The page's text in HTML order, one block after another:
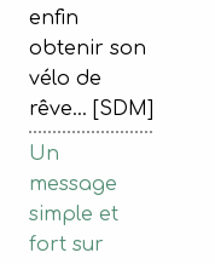
enfin
obtenir son
vélo de
rêve... [SDM]
Un
message
simple et
fort sur